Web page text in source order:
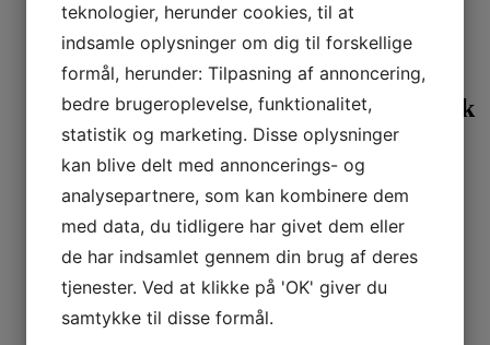
Læs mere
ECO serien
Væger på fod, ECO 4, 120 mm, 25 stk
25,00 kr.
Læs mere
Væger på fod, ECO 10, 120 mm, 25
kr.
Læs mere
teknologier, herunder cookies, til at
indsamle oplysninger om dig til forskellige
formål, herunder: Tilpasning af annoncering,
bedre brugeroplevelse, funktionalitet,
statistik og marketing. Disse oplysninger
kan blive delt med annoncerings- og
analysepartnere, som kan kombinere dem
med data, du tidligere har givet dem eller
de har indsamlet gennem din brug af deres
tjenester. Ved at klikke på 'OK' giver du
samtykke til disse formål.